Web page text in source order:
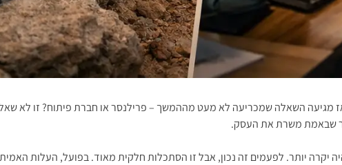
מגיעה השאלה שמכריעה לא מעט מההמשך – פרילנסר או חברת פיתוח? זו לא
שבאמת משרת את העסק.
יקרה יותר. לפעמים זה נכון, אבל זו הסתכלות חלקית מאוד. בפועל, העלות